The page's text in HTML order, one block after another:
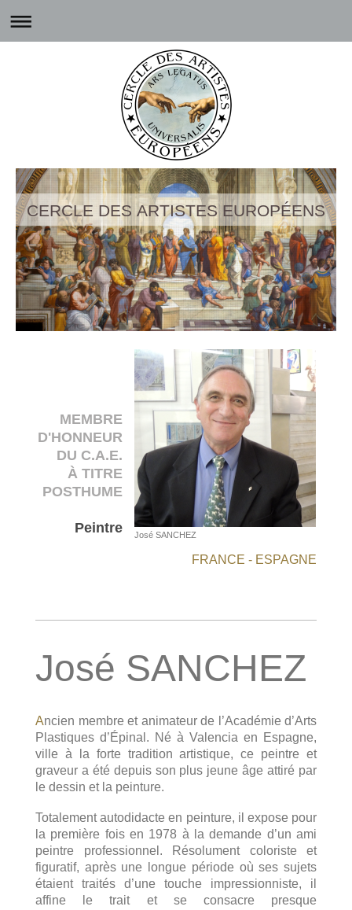
CERCLE DES ARTISTES EUROPÉENS
José SANCHEZ
MEMBRE
D'HONNEUR
DU C.A.E.
À TITRE
POSTHUME
Peintre
FRANCE - ESPAGNE
José SANCHEZ
Ancien membre et animateur de l’Académie d’Arts
Plastiques d’Épinal. Né à Valencia en Espagne,
ville à la forte tradition artistique, ce peintre et
graveur a été depuis son plus jeune âge attiré par
le dessin et la peinture.
Totalement autodidacte en peinture, il expose pour
la première fois en 1978 à la demande d’un ami
peintre professionnel. Résolument coloriste et
figuratif, après une longue période où ses sujets
étaient traités d’une touche impressionniste, il
affine le trait et se consacre presque